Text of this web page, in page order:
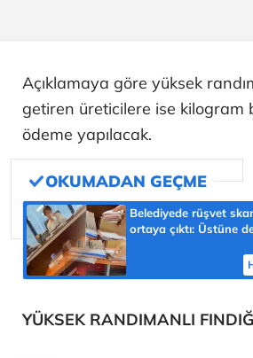
Açıklamaya göre yüksek
getiren üreticilere ise kilogram
ödeme yapılacak.
Belediyede rüşvet
ortaya çıktı: Üstüne
YÜKSEK RANDIMANLI